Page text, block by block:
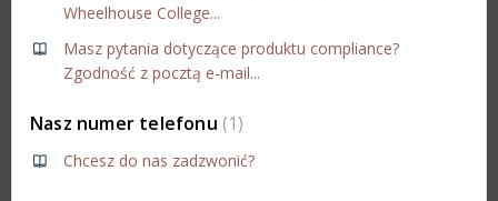
Wheelhouse College...
Masz pytania dotyczące produktu compliance?
Zgodność z pocztą e-mail...
Nasz numer telefonu 1
Chcesz do nas zadzwonić?